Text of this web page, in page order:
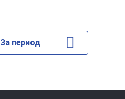
За период